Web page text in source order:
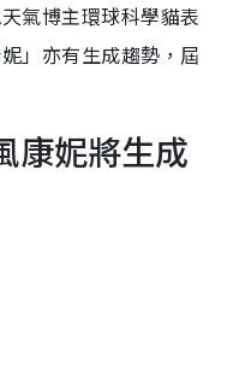
氣博主環球科學貓表
」亦有生成趨勢，屆
康妮將生成